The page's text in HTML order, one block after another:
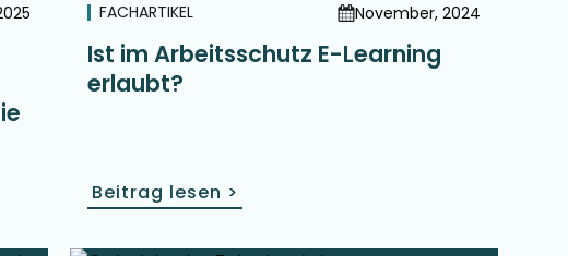
FACHARTIKEL November, 2024
Ist im Arbeitsschutz E-Learning
erlaubt?
Beitrag lesen >